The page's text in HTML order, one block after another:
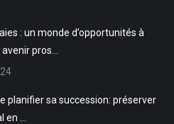
: un monde d’opportunités à
pros…
planifier sa succession: préserver
en …